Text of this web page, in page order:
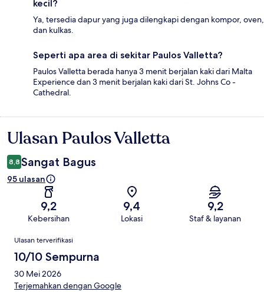
kecil?
Ya, tersedia dapur yang juga dilengkapi dengan kompor, oven,
dan kulkas.
Seperti apa area di sekitar Paulos Valletta?
Paulos Valletta berada hanya 3 menit berjalan kaki dari Malta
Experience dan 3 menit berjalan kaki dari St. Johns Co -
Cathedral.
Ulasan
Ulasan Paulos Valletta
8,8 Sangat Bagus
95 ulasan
9,2
Kebersihan
9,4
Lokasi
9,2
Staf & layanan
Ulasan
Ulasan terverifikasi
10/10 Sempurna
30 Mei 2026
Terjemahkan dengan Google